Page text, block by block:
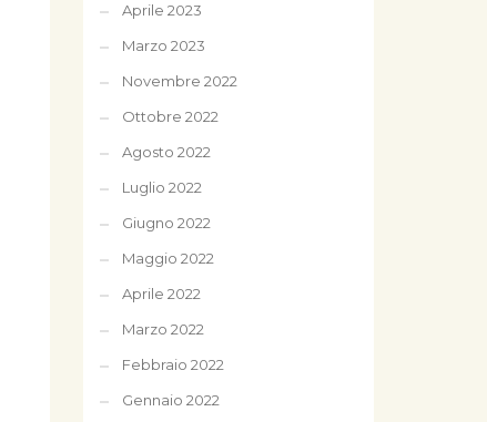
Aprile 2023
Marzo 2023
Novembre 2022
Ottobre 2022
Agosto 2022
Luglio 2022
Giugno 2022
Maggio 2022
Aprile 2022
Marzo 2022
Febbraio 2022
Gennaio 2022